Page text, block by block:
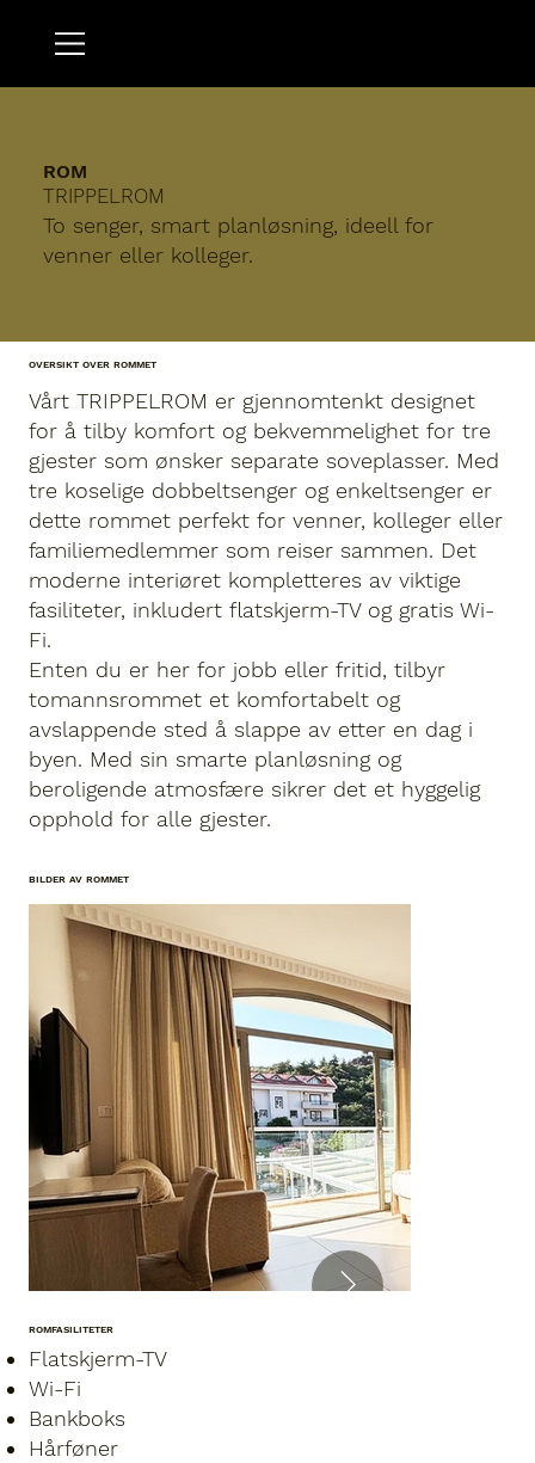
ROM
TRIPPELROM
To senger, smart planløsning, ideell for
venner eller kolleger.
OVERSIKT OVER ROMMET
Vårt TRIPPELROM er gjennomtenkt designet
for å tilby komfort og bekvemmelighet for tre
gjester som ønsker separate soveplasser. Med
tre koselige dobbeltsenger og enkeltsenger er
dette rommet perfekt for venner, kolleger eller
familiemedlemmer som reiser sammen. Det
moderne interiøret kompletteres av viktige
fasiliteter, inkludert flatskjerm-TV og gratis Wi-
Fi.
Enten du er her for jobb eller fritid, tilbyr
tomannsrommet et komfortabelt og
avslappende sted å slappe av etter en dag i
byen. Med sin smarte planløsning og
beroligende atmosfære sikrer det et hyggelig
opphold for alle gjester.
BILDER AV ROMMET
ROMFASILITETER
Flatskjerm-TV
Wi-Fi
Bankboks
Hårføner